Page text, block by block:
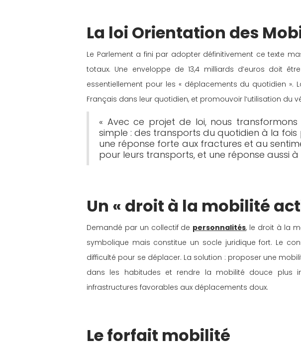
La loi Orientation des
Le Parlement a fini par adopter définitivement ce texte
totaux. Une enveloppe de 13,4 milliards d’euros doit
essentiellement pour les « déplacements du quotidien ».
Français dans leur quotidien, et promouvoir l‘utilisation du
« Avec ce projet de loi, nous
simple : des transports du quotidien à la
une réponse forte aux fractures et au
pour leurs transports, et une réponse aussi
Un « droit à la mobilité
Demandé par un collectif de personnalités, le droit à la
symbolique mais constitue un socle juridique fort. Le
difficulté pour se déplacer. La solution : proposer une
dans les habitudes et rendre la mobilité douce plus
infrastructures favorables aux déplacements doux.
Le forfait mobilité